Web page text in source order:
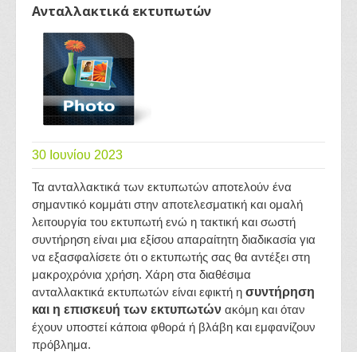
Ανταλλακτικά εκτυπωτών
30 Ιουνίου 2023
Τα ανταλλακτικά των εκτυπωτών αποτελούν ένα
σημαντικό κομμάτι στην αποτελεσματική και ομαλή
λειτουργία του εκτυπωτή ενώ η τακτική και σωστή
συντήρηση είναι μια εξίσου απαραίτητη διαδικασία για
να εξασφαλίσετε ότι ο εκτυπωτής σας θα αντέξει στη
μακροχρόνια χρήση. Χάρη στα διαθέσιμα
ανταλλακτικά εκτυπωτών είναι εφικτή η συντήρηση
και η επισκευή των εκτυπωτών ακόμη και όταν
έχουν υποστεί κάποια φθορά ή βλάβη και εμφανίζουν
πρόβλημα.